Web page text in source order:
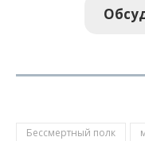
Бессмертный полк